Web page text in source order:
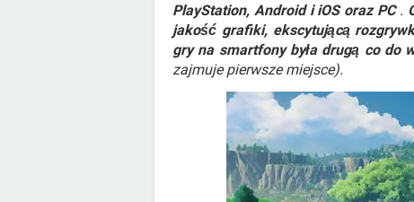
PlayStation, Android i iOS oraz PC.
jakość grafiki, ekscytującą
gry na smartfony była drugą co do
zajmuje pierwsze miejsce).